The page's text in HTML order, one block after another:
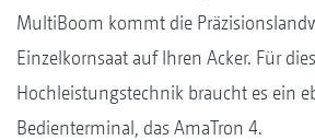
MultiBoom kommt die
Einzelkornsaat auf Ihren Acker. Für
Hochleistungstechnik braucht es ein
Bedienterminal, das AmaTron 4.